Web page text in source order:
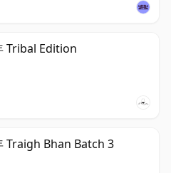
Tribal Edition
Traigh Bhan Batch 3